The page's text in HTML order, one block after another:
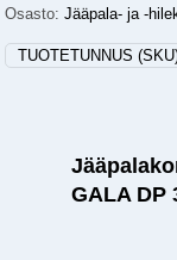
Osasto:Jääpala- ja -
TUOTETUNNUS
GALA DP